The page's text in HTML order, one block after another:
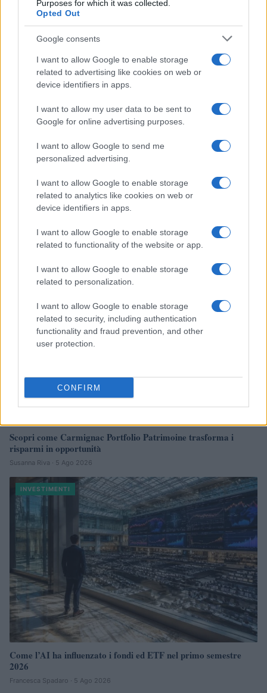
Purposes for which it was collected.
Opted Out
Google consents
I want to allow Google to enable storage
related to advertising like cookies on web or
device identifiers in apps.
I want to allow my user data to be sent to
Google for online advertising purposes.
I want to allow Google to send me
personalized advertising.
I want to allow Google to enable storage
related to analytics like cookies on web or
device identifiers in apps.
I want to allow Google to enable storage
related to functionality of the website or app.
I want to allow Google to enable storage
related to personalization.
I want to allow Google to enable storage
related to security, including authentication
functionality and fraud prevention, and other
user protection.
CONFIRM
Continua a leggere
Amstera Properties
Niccolò Conforti · 6 Ago 2026
INVESTIMENTI
Scopri come Carmignac Portfolio Patrimoine trasforma i
risparmi in opportunità
Susanna Riva · 5 Ago 2026
INVESTIMENTI
Come l’AI ha influenzato i fondi ed ETF nel primo semestre
2026
Francesca Spadaro · 5 Ago 2026